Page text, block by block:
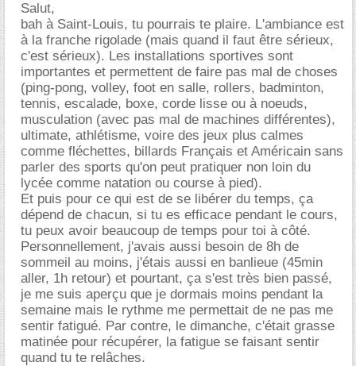
Salut,
bah à Saint-Louis, tu pourrais te plaire. L'ambiance est
à la franche rigolade (mais quand il faut être sérieux,
c'est sérieux). Les installations sportives sont
importantes et permettent de faire pas mal de choses
(ping-pong, volley, foot en salle, rollers, badminton,
tennis, escalade, boxe, corde lisse ou à noeuds,
musculation (avec pas mal de machines différentes),
ultimate, athlétisme, voire des jeux plus calmes
comme fléchettes, billards Français et Américain sans
parler des sports qu'on peut pratiquer non loin du
lycée comme natation ou course à pied).
Et puis pour ce qui est de se libérer du temps, ça
dépend de chacun, si tu es efficace pendant le cours,
tu peux avoir beaucoup de temps pour toi à côté.
Personnellement, j'avais aussi besoin de 8h de
sommeil au moins, j'étais aussi en banlieue (45min
aller, 1h retour) et pourtant, ça s'est très bien passé,
je me suis aperçu que je dormais moins pendant la
semaine mais le rythme me permettait de ne pas me
sentir fatigué. Par contre, le dimanche, c'était grasse
matinée pour récupérer, la fatigue se faisant sentir
quand tu te relâches.